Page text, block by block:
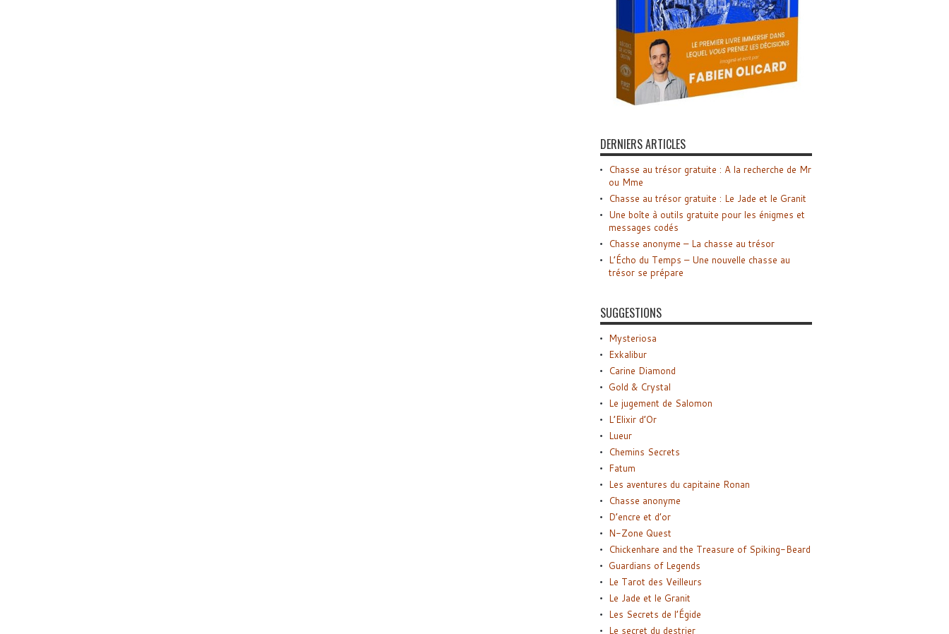
DERNIERS ARTICLES
Chasse au trésor gratuite : A la recherche de Mr
ou Mme
Chasse au trésor gratuite : Le Jade et le Granit
Une boîte à outils gratuite pour les énigmes et
messages codés
Chasse anonyme – La chasse au trésor
L’Écho du Temps – Une nouvelle chasse au
trésor se prépare
SUGGESTIONS
Mysteriosa
Exkalibur
Carine Diamond
Gold & Crystal
Le jugement de Salomon
L’Elixir d’Or
Lueur
Chemins Secrets
Fatum
Les aventures du capitaine Ronan
Chasse anonyme
D’encre et d’or
N-Zone Quest
Chickenhare and the Treasure of Spiking-Beard
Guardians of Legends
Le Tarot des Veilleurs
Le Jade et le Granit
Les Secrets de l’Égide
Le secret du destrier